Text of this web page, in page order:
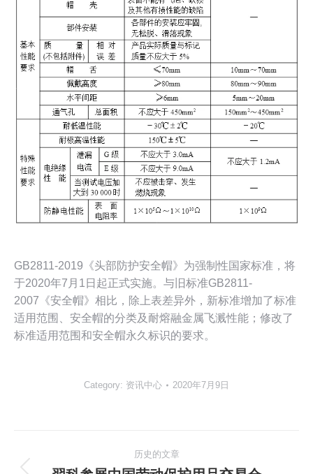
GB2811-2019《头部防护安全帽》为强制性国家标准，将
于2020年7月1日起正式实施。与旧标准GB2811-
2007《安全帽》相比，除上表差异外，新标准增加了标准
适用范围、安全帽的分类及耐熔融金属飞溅性能；修改了
标准适用范围和安全帽永久标识的要求。
Category: 资讯中心 2020年7月9日
历史的文章